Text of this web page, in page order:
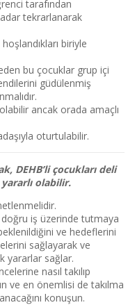
tarafından
tekrarlanarak
biriyle
bu çocuklar grup içi
güdülenmiş
ancak orada amaçlı
oturtulabilir.
DEHB’li çocukları deli
olabilir.
doğru iş üzerinde tutmaya
ve hedeflerini
sağlayarak ve
yararlar sağlar.
nasıl takılıp
ve en önemlisi de takılma
konuşun.